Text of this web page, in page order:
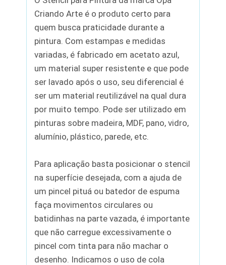
Criando Arte é o produto certo para
quem busca praticidade durante a
pintura. Com estampas e medidas
variadas, é fabricado em acetato azul,
um material super resistente e que pode
ser lavado após o uso, seu diferencial é
ser um material reutilizável na qual dura
por muito tempo. Pode ser utilizado em
pinturas sobre madeira, MDF, pano, vidro,
alumínio, plástico, parede, etc.
Para aplicação basta posicionar o stencil
na superfície desejada, com a ajuda de
um pincel pituá ou batedor de espuma
faça movimentos circulares ou
batidinhas na parte vazada, é importante
que não carregue excessivamente o
pincel com tinta para não machar o
desenho. Indicamos o uso de cola